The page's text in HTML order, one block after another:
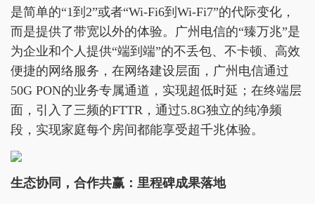
是简单的“1到2”或者“Wi-Fi6到Wi-Fi7”的代际变化，
而是提供了带宽以外的体验。广州电信的“臻万兆”是
为企业和个人提供“端到端”的不丢包、不卡顿、高效
便捷的网络服务，在网络建设层面，广州电信通过
50G PON的业务专属通道，实现超低时延；在终端层
面，引入了三频的FTTR，通过5.8G独立的纯净频
段，实现家庭每个房间都能享受超千兆体验。
生态协同，合作共赢：里程碑成果落地